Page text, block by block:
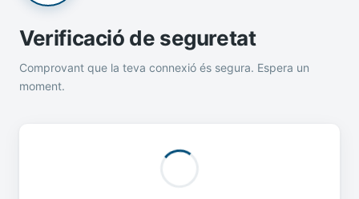
Verificació de seguretat
Comprovant que la teva connexió és segura. Espera un
moment.